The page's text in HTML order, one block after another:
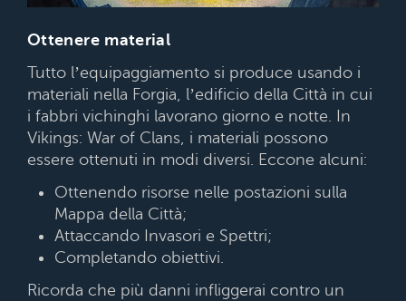
Ottenere material
Tutto l’equipaggiamento si produce usando i
materiali nella Forgia, l’edificio della Città in cui
i fabbri vichinghi lavorano giorno e notte. In
Vikings: War of Clans, i materiali possono
essere ottenuti in modi diversi. Eccone alcuni:
Ottenendo risorse nelle postazioni sulla
Mappa della Città;
Attaccando Invasori e Spettri;
Completando obiettivi.
Ricorda che più danni infliggerai contro un